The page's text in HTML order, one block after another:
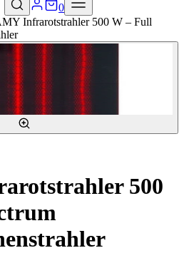
0
Infrarotstrahler 500 W – Full
500